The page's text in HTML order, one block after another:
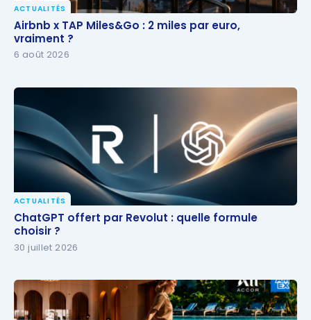
Airbnb x TAP Miles&Go : 2 miles par euro, vraiment ?
ACTUALITÉS
Airbnb x TAP Miles&Go : 2 miles par euro,
vraiment ?
6 août 2026
ChatGPT offert par Revolut : quelle formule
choisir ?
ACTUALITÉS
ChatGPT offert par Revolut : quelle formule
choisir ?
30 juillet 2026